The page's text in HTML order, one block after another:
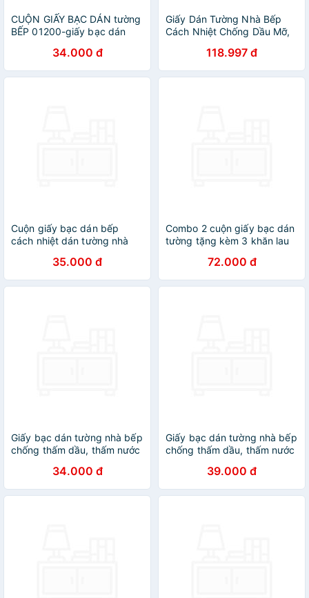
CUỘN GIẤY BẠC DÁN tường
BẾP 01200-giấy bạc dán
34.000 đ
Giấy Dán Tường Nhà Bếp
Cách Nhiệt Chống Dầu Mỡ,
Họa Tiết 3D (90x60cm)
118.997 đ
Cuộn giấy bạc dán bếp
cách nhiệt dán tường nhà
mét khổ 60cm)
35.000 đ
Combo 2 cuộn giấy bạc dán
tường tặng kèm 3 khăn lau
72.000 đ
Giấy bạc dán tường nhà bếp
chống thấm dầu, thấm nước
34.000 đ
Giấy bạc dán tường nhà bếp
chống thấm dầu, thấm nước
39.000 đ